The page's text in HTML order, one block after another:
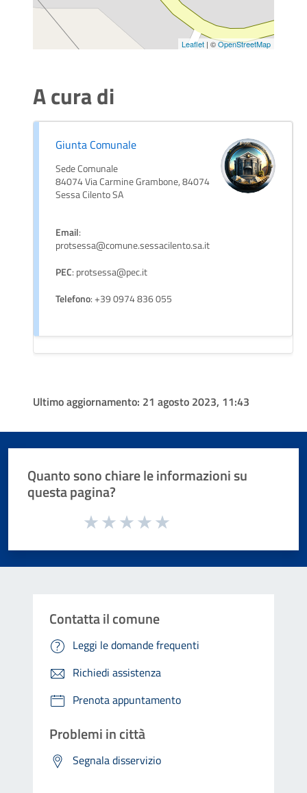
Leaflet | ©OpenStreetMap
A cura di
Giunta Comunale
Sede Comunale
84074 Via Carmine Grambone, 84074
Sessa Cilento SA
Email:
protsessa@comune.sessacilento.sa.it
PEC: protsessa@pec.it
Telefono: +39 0974 836 055
Ultimo aggiornamento: 21 agosto 2023, 11:43
Quanto sono chiare le informazioni su
questa pagina?
Valuta da 1 a 5 stelle la pagina
Contatta il comune
Leggi le domande frequenti
Richiedi assistenza
Prenota appuntamento
Problemi in città
Segnala disservizio